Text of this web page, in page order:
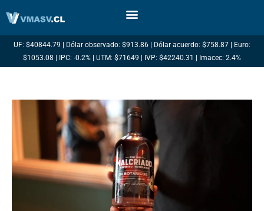
UF: $40844.79 | Dólar observado: $913.86 | Dólar acuerdo: $758.87 | Euro:
$1053.08 | IPC: -0.2% | UTM: $71649 | IVP: $42240.31 | Imacec: 2.4%